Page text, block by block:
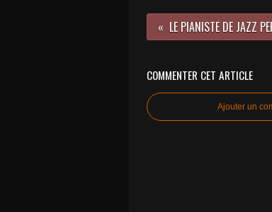
COMMENTER CET ARTICLE
Ajouter un